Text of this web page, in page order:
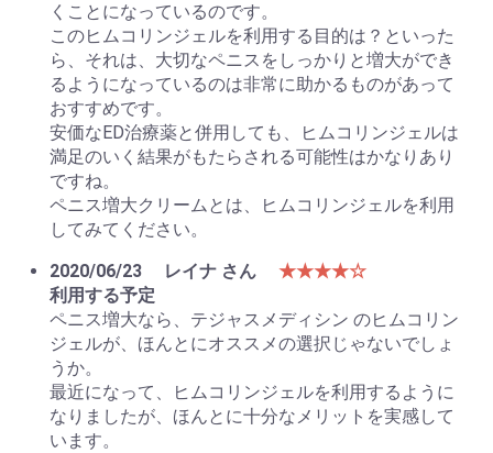
くことになっているのです。
このヒムコリンジェルを利用する目的は？といった
ら、それは、大切なペニスをしっかりと増大ができ
るようになっているのは非常に助かるものがあって
おすすめです。
安価なED治療薬と併用しても、ヒムコリンジェルは
満足のいく結果がもたらされる可能性はかなりあり
ですね。
ペニス増大クリームとは、ヒムコリンジェルを利用
してみてください。
2020/06/23
レイナ さん
★★★★☆
利用する予定
ペニス増大なら、テジャスメディシン のヒムコリン
ジェルが、ほんとにオススメの選択じゃないでしょ
うか。
最近になって、ヒムコリンジェルを利用するように
なりましたが、ほんとに十分なメリットを実感して
います。